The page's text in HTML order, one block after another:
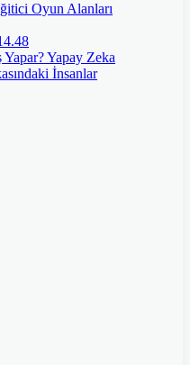
Oyun Alanları
Yapay Zeka
İnsanlar